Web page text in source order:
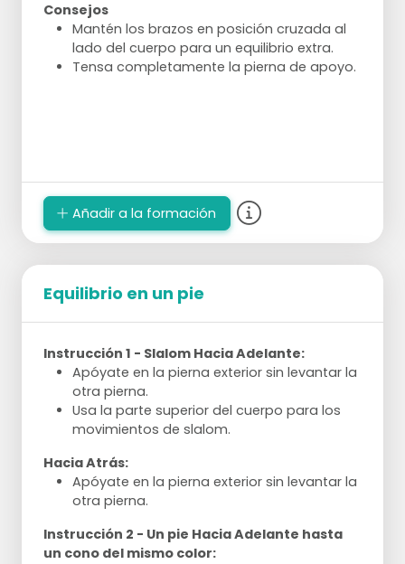
Consejos
Mantén los brazos en posición cruzada al
lado del cuerpo para un equilibrio extra.
Tensa completamente la pierna de apoyo.
Añadir a la formación
Equilibrio en un pie
Instrucción 1 - Slalom Hacia Adelante:
Apóyate en la pierna exterior sin levantar la
otra pierna.
Usa la parte superior del cuerpo para los
movimientos de slalom.
Hacia Atrás:
Apóyate en la pierna exterior sin levantar la
otra pierna.
Instrucción 2 - Un pie Hacia Adelante hasta
un cono del mismo color: